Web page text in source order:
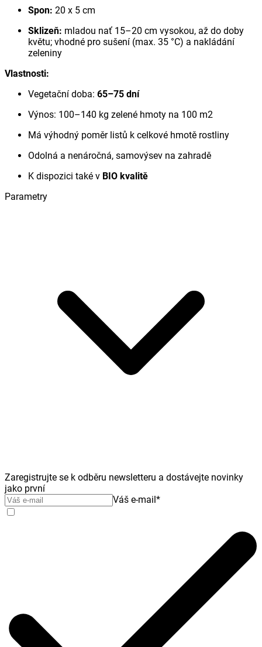
Spon: 20 x 5 cm
Sklizeň: mladou nať 15–20 cm vysokou, až do doby
květu; vhodné pro sušení (max. 35 °C) a nakládání
zeleniny
Vlastnosti:
Vegetační doba: 65–75 dní
Výnos: 100–140 kg zelené hmoty na 100 m2
Má výhodný poměr listů k celkové hmotě rostliny
Odolná a nenáročná, samovýsev na zahradě
K dispozici také v BIO kvalitě
Parametry
Zaregistrujte se k odběru newsletteru a dostávejte novinky
jako první
Váš e-mail*